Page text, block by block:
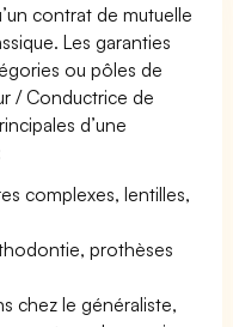
contrat de mutuelle
Les garanties
ou pôles de
/ Conductrice de
d’une
complexes, lentilles,
prothèses
chez le généraliste,